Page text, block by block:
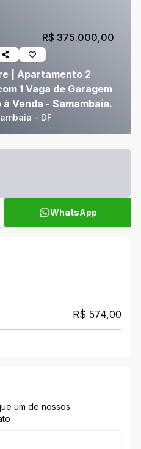
| Apartamento 2
1 Vaga de Garagem
Venda - Samambaia.
- DF
R$ 375.000,00
WhatsApp
R$ 574,00
um de nossos